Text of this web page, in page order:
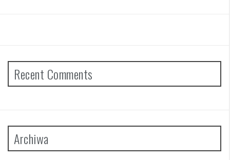
Recent Comments
Archiwa